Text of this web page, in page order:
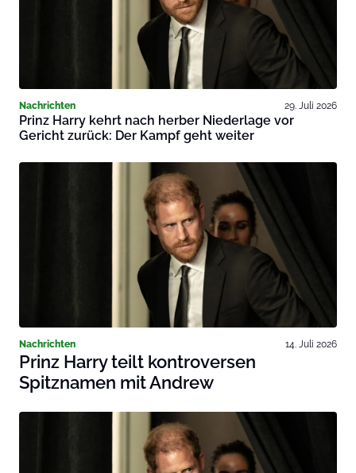
Nachrichten 29. Juli 2026
Prinz Harry kehrt nach herber Niederlage vor
Gericht zurück: Der Kampf geht weiter
Nachrichten 14. Juli 2026
Prinz Harry teilt kontroversen
Spitznamen mit Andrew